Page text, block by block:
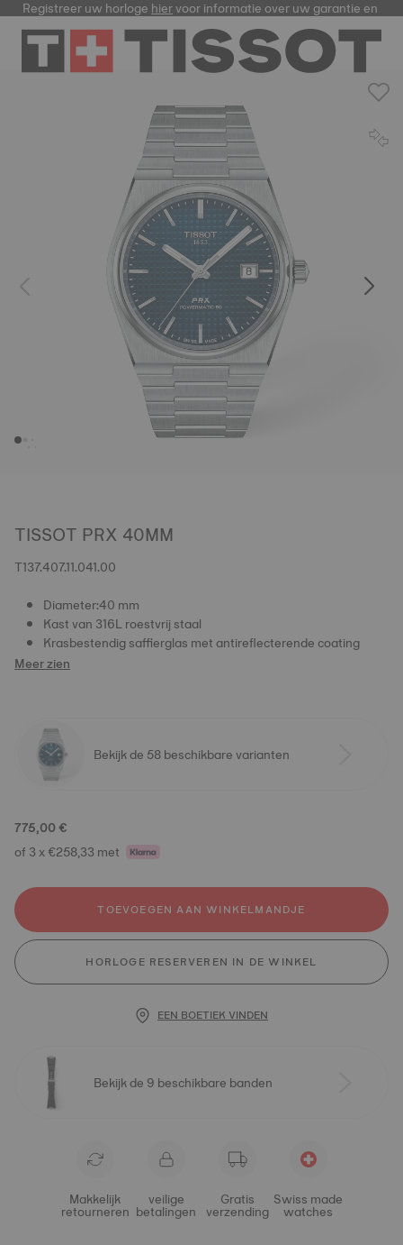
Registreer uw horlogehiervoor informatie over uw garantie en
TISSOT PRX 40MM
T137.407.11.041.00
Diameter:40 mm
Kast van 316L roestvrij staal
Krasbestendig saffierglas met antireflecterende coating
Meer zien
Bekijk de 58 beschikbare varianten
775,00 €
of 3 x €258,33 met
TOEVOEGEN AAN WINKELMANDJE
HORLOGE RESERVEREN IN DE WINKEL
EEN BOETIEK VINDEN
Bekijk de 9 beschikbare banden
Makkelijk
retourneren
veilige
betalingen
Gratis
verzending
Swiss made
watches